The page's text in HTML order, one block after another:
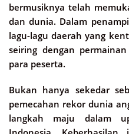
bermusiknya telah
dan dunia. Dalam
lagu-lagu daerah yang
seiring dengan
para peserta.
Bukan hanya sekedar
pemecahan rekor dunia
langkah maju dalam